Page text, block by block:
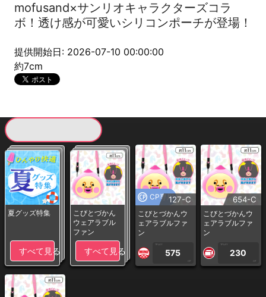
mofusand×サンリオキャラクターズコラ
ボ！透け感が可愛いシリコンポーチが登場！
提供開始日: 2026-07-10 00:00:00
約7cm
夏グッズ特集
すべて見る
こびとづかん
ウェアラブル
ファン
すべて見る
CP専用127-C
こびとづかんウ
ェアラブルファ
ン
1PLAY
575
CP
654-C
こびとづかんウ
ェアラブルファ
ン
1PLAY
230
CP